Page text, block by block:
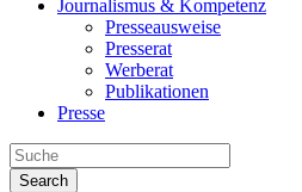
Journalismus & Kompetenz
Presseausweise
Presserat
Werberat
Publikationen
Presse
Search